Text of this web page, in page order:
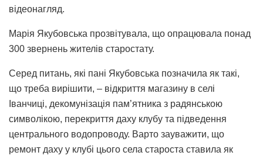
відеонагляд.
Марія Якубовська прозвітувала, що опрацювала понад
300 звернень жителів старостату.
Серед питань, які пані Якубовська позначила як такі,
що треба вирішити, – відкриття магазину в селі
Іванчиці, декомунізація пам’ятника з радянською
символікою, перекриття даху клубу та підведення
центрального водопроводу. Варто зауважити, що
ремонт даху у клубі цього села староста ставила як